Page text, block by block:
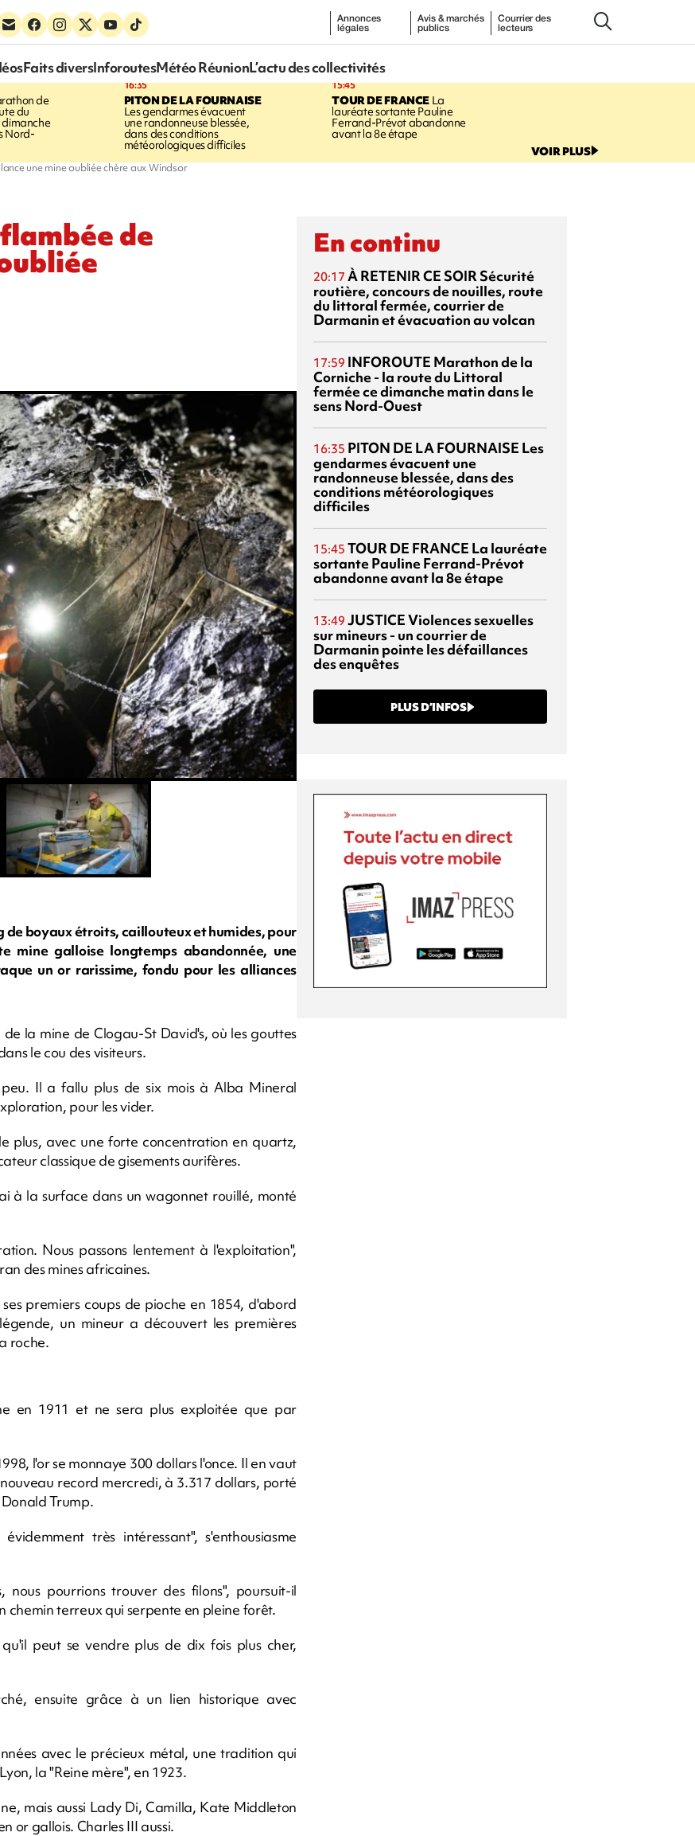
Annonces
légales
Avis & marchés
publics
Courrier des
lecteurs
Faits diversInforoutesMétéo RéunionL’actu des collectivités
de
du
dimanche
Nord-
16:35
PITON DE LA FOURNAISE
Les gendarmes évacuent
une randonneuse blessée,
dans des conditions
météorologiques difficiles
15:45
TOUR DE FRANCELa
lauréate sortante Pauline
Ferrand-Prévot abandonne
avant la 8e étape
VOIR PLUS
une mine oubliée chère aux Windsor
de
de boyaux étroits, caillouteux et humides, pour
galloise longtemps abandonnée, une
un or rarissime, fondu pour les alliances
la mine de Clogau-St David's, où les gouttes
le cou des visiteurs.
Il a fallu plus de six mois à Alba Mineral
pour les vider.
plus, avec une forte concentration en quartz,
classique de gisements aurifères.
à la surface dans un wagonnet rouillé, monté
Nous passons lentement à l'exploitation",
des mines africaines.
premiers coups de pioche en 1854, d'abord
un mineur a découvert les premières
roche.
en 1911 et ne sera plus exploitée que par
l'or se monnaye 300 dollars l'once. Il en vaut
record mercredi, à 3.317 dollars, porté
Trump.
très intéressant", s'enthousiasme
nous pourrions trouver des filons", poursuit-il
terreux qui serpente en pleine forêt.
peut se vendre plus de dix fois plus cher,
ensuite grâce à un lien historique avec
avec le précieux métal, une tradition qui
la "Reine mère", en 1923.
mais aussi Lady Di, Camilla, Kate Middleton
or gallois. Charles III aussi.
En continu
20:17 À RETENIR CE SOIR Sécurité
routière, concours de nouilles, route
du littoral fermée, courrier de
Darmanin et évacuation au volcan
17:59 INFOROUTE Marathon de la
Corniche - la route du Littoral
fermée ce dimanche matin dans le
sens Nord-Ouest
16:35 PITON DE LA FOURNAISE Les
gendarmes évacuent une
randonneuse blessée, dans des
conditions météorologiques
difficiles
15:45 TOUR DE FRANCE La lauréate
sortante Pauline Ferrand-Prévot
abandonne avant la 8e étape
13:49 JUSTICEViolences sexuelles
sur mineurs - un courrier de
Darmanin pointe les défaillances
des enquêtes
PLUS D’INFOS